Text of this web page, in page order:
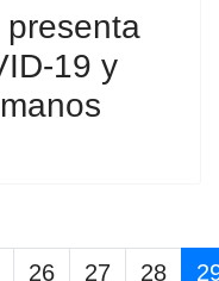
presenta
19 y
26 27 28